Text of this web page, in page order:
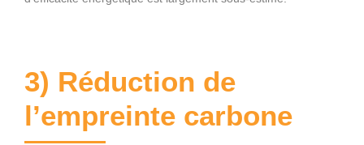
3) Réduction de
l’empreinte carbone